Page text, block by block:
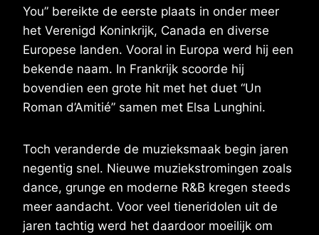
You” bereikte de eerste plaats in onder meer
het Verenigd Koninkrijk, Canada en diverse
Europese landen. Vooral in Europa werd hij een
bekende naam. In Frankrijk scoorde hij
bovendien een grote hit met het duet “Un
Roman d’Amitié” samen met Elsa Lunghini.
Toch veranderde de muzieksmaak begin jaren
negentig snel. Nieuwe muziekstromingen zoals
dance, grunge en moderne R&B kregen steeds
meer aandacht. Voor veel tieneridolen uit de
jaren tachtig werd het daardoor moeilijk om